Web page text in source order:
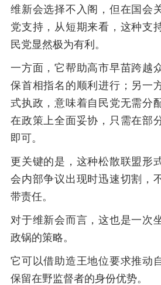
维新会选择不入阁，但在国会
党支持，从短期来看，这种支
民党显然极为有利。
一方面，它帮助高市早苗跨越
保首相指名的顺利进行；另一
式执政，意味着自民党无需分
在政策上全面妥协，只需在部
即可。
更关键的是，这种松散联盟形
会内部争议出现时迅速切割，
带责任。
对于维新会而言，这也是一次
政锅的策略。
它可以借助造王地位要求推动
保留在野监督者的身份优势。